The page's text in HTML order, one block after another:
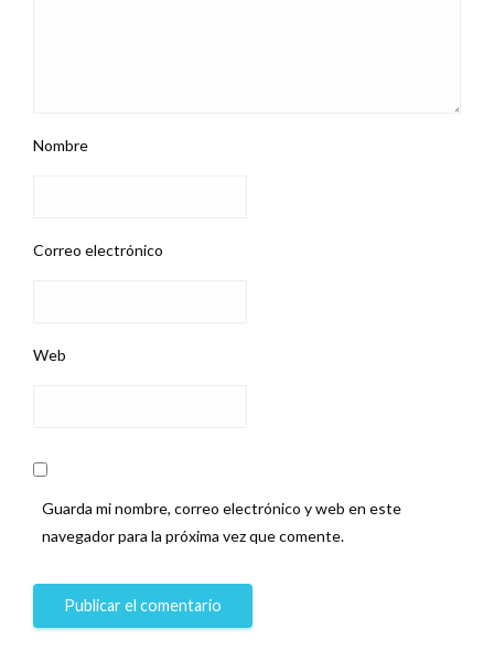
Nombre
Correo electrónico
Web
Guarda mi nombre, correo electrónico y web en este
navegador para la próxima vez que comente.